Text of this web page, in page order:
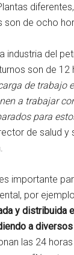
son de ocho
industria del
son de 12
de trabajo
a trabajar
para
de salud y
importante
por
y distribuida
a
las 24